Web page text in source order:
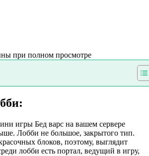
при полном просмотре
игры Бед варс на вашем сервере
Лобби не большое, закрытого тип.
блоков, поэтому, выглядит
лобби есть портал, ведущий в игру,